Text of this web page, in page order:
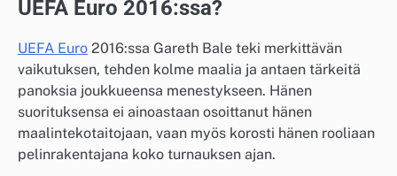
UEFA Euro 2016:ssa?
UEFA Euro 2016:ssa Gareth Bale teki merkittävän
vaikutuksen, tehden kolme maalia ja antaen tärkeitä
panoksia joukkueensa menestykseen. Hänen
suorituksensa ei ainoastaan osoittanut hänen
maalintekotaitojaan, vaan myös korosti hänen rooliaan
pelinrakentajana koko turnauksen ajan.